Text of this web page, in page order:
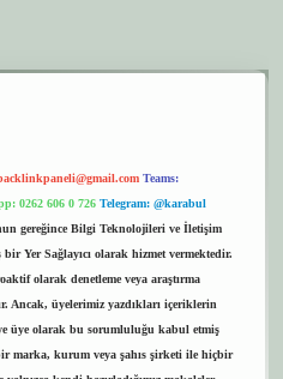
Teams:
0262 606 0 726 Telegram: @karabul
gereğince Bilgi Teknolojileri ve İletişim
Yer Sağlayıcı olarak hizmet vermektedir.
olarak denetleme veya araştırma
Ancak, üyelerimiz yazdıkları içeriklerin
üye olarak bu sorumluluğu kabul etmiş
marka, kurum veya şahıs şirketi ile hiçbir